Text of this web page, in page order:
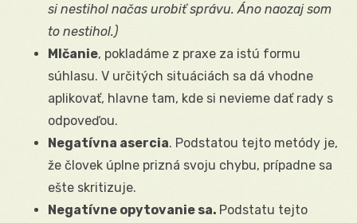
si nestihol načas urobiť správu. Áno naozaj som
to nestihol.)
Mlčanie, pokladáme z praxe za istú formu
súhlasu. V určitých situáciách sa dá vhodne
aplikovať, hlavne tam, kde si nevieme dať rady s
odpoveďou.
Negatívna asercia. Podstatou tejto metódy je,
že človek úplne prizná svoju chybu, prípadne sa
ešte skritizuje.
Negatívne opytovanie sa. Podstatu tejto